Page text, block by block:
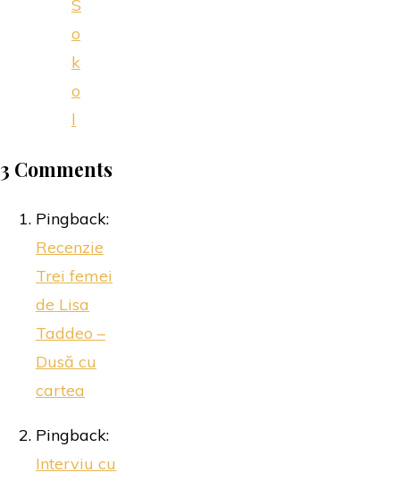
S
o
k
o
l
3 Comments
Pingback:
Recenzie
Trei femei
de Lisa
Taddeo –
Dusă cu
cartea
Pingback:
Interviu cu